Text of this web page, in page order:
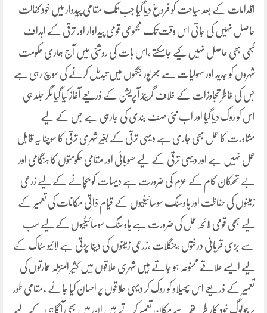
اقدامات کے بعد سیاحت کو فروغ دیا گیا جب تک مقامی پیدوار میں خود کفالت
حاصل نہیں کی جاتی اس وقت تک مجموعی قومی پیداوار اور ترقی کے اہداف
کبھی بھی حاصل نہیں کیے جاسکتے ،اس بات کی روشنی میں آج ہماری حکومت
شہروں کو جدید اور سہولیات سے بھرپور جگہوں میں تبدیل کرنے کی سوچ رہی ہے
جس کی خاطر تجاوزات کے خلاف گرینڈ آپریشن کے ذریعے آغاز کیا گیا مگر جلد ہی
اس کو روک دیا گیا اور اب نئی صف بندی کی جارہی ہے جس کے لیے
مشاورت کا عمل بھی جاری ہے دیہی ترقی کے بغیر شہری ترقی کا سوچنا یہ قابل
عمل نہیں ہے اور دیہی ترقی کے لیے صوبائی اور مقامی حکومتوں کا ہنگامی اور
بے تھکان کام کے عزم کی ضرورت ہے دیہات کو بچانے کے لیے زرعی
زمینوں کی حفاظت اور ہاوسنگ سوسائیٹیوں کے قیام ذاتی مکانات کی تعمیر کے
لیے بھی قومی لائحہ عمل کی ضرورت ہے ہاوسنگ سوسائیٹیوں کے لیے سب
سے بڑی قربانی درختوں ،جنگلات ،زرعی زمینوں کی دینا پڑتی ہے لائیو سٹاک کے
لیے ایسے علاقے ممنوعہ ہو جاتے ہیں شہری علاقوں میں کثیر المنزلہ عمارتوں کی
تعمیر کے ذریعے اس پھیلاو کو روک کر دیہی علاقوں پر احسان کیا جائے ،مقامی طور
پر جولوگ خود کار طریقے سے مکان تعمیر کرتے ہیں ان میں بھی آگاہی کے لیے